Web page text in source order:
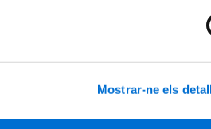
Mostrar-ne els
en Gestió de la Indústria